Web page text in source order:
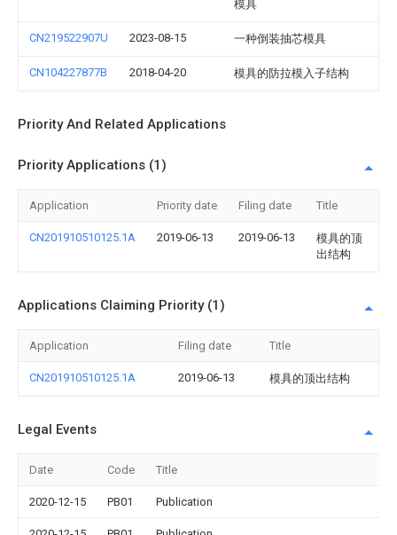
模具
CN219522907U 2023-08-15 一种倒装抽芯模具
CN104227877B 2018-04-20 模具的防拉模入子结构
Priority And Related Applications
Priority Applications (1)
Application Priority date Filing date Title
CN201910510125.1A 2019-06-13 2019-06-13
模具的顶
出结构
Applications Claiming Priority (1)
Application Filing date Title
CN201910510125.1A 2019-06-13 模具的顶出结构
Legal Events
Date Code Title
2020-12-15 PB01 Publication